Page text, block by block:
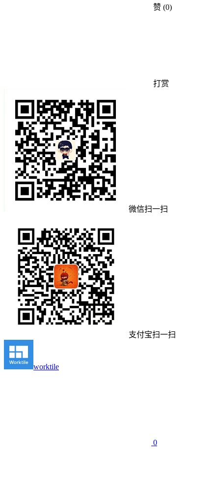
赞 (0)
打赏
微信扫一扫
支付宝扫一扫
worktile
0